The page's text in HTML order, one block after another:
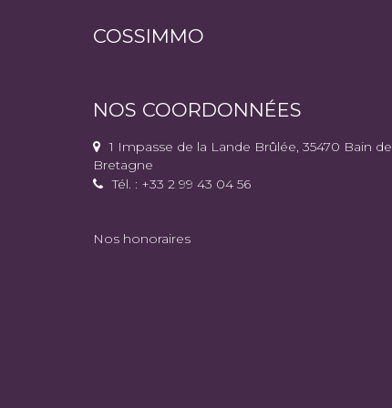
COSSIMMO
NOS COORDONNÉES
1 Impasse de la Lande Brûlée, 35470 Bain de
Bretagne
Tél. : +33 2 99 43 04 56
Nos honoraires